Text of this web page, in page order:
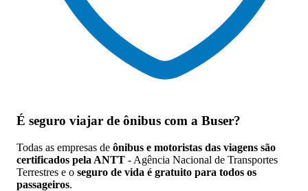
É seguro viajar de ônibus com a Buser?
Todas as empresas de ônibus e motoristas das viagens são
certificados pela ANTT - Agência Nacional de Transportes
Terrestres e o seguro de vida é gratuito para todos os
passageiros.